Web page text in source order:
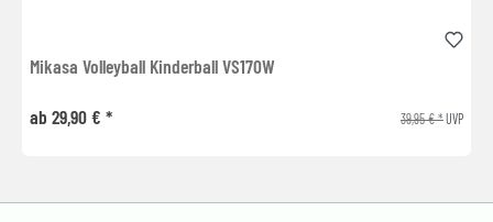
Mikasa Volleyball Kinderball VS170W
ab 29,90 € * 39,95 € *UVP